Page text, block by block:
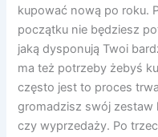
kupować nową po roku.
początku nie będziesz
jaką dysponują Twoi
ma też potrzeby żebyś
często jest to proces
gromadzisz swój zestaw
czy wyprzedaży. Po